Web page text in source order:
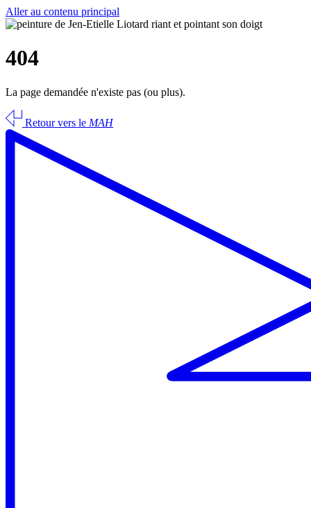
Aller au contenu principal
404
La page demandée n'existe pas (ou plus).
Retour vers le MAH